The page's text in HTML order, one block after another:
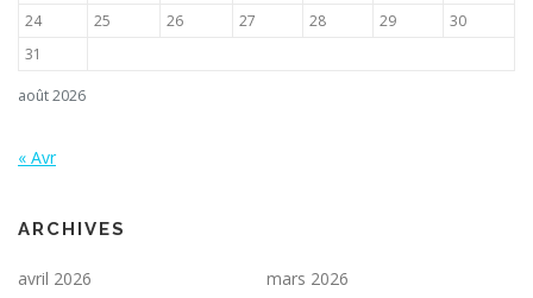
août 2026
24
25 26 27 28 29
30
31
« Avr
ARCHIVES
avril 2026
mars 2026